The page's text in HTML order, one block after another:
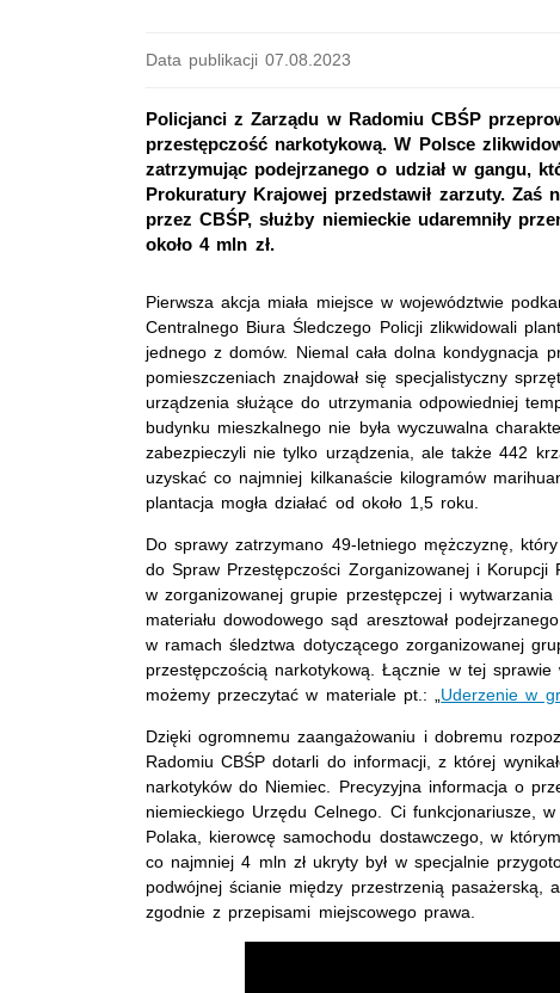
Data publikacji 07.08.2023
Policjanci z Zarządu w Radomiu CBŚP
przestępczość narkotykową. W Polsce
zatrzymując podejrzanego o udział w gangu,
Prokuratury Krajowej przedstawił zarzuty. Zaś
przez CBŚP, służby niemieckie udaremniły
około 4 mln zł.
Pierwsza akcja miała miejsce w województwie
Centralnego Biura Śledczego Policji zlikwidowali
jednego z domów. Niemal cała dolna kondygnacja
pomieszczeniach znajdował się specjalistyczny
urządzenia służące do utrzymania odpowiedniej
budynku mieszkalnego nie była wyczuwalna
zabezpieczyli nie tylko urządzenia, ale także 442
uzyskać co najmniej kilkanaście kilogramów
plantacja mogła działać od około 1,5 roku.
Do sprawy zatrzymano 49-letniego mężczyznę,
do Spraw Przestępczości Zorganizowanej i Korupcji
w zorganizowanej grupie przestępczej i
materiału dowodowego sąd aresztował
w ramach śledztwa dotyczącego zorganizowanej
przestępczością narkotykową. Łącznie w tej
możemy przeczytać w materiale pt.: „ Uderzenie w
Dzięki ogromnemu zaangażowaniu i dobremu
Radomiu CBŚP dotarli do informacji, z której
narkotyków do Niemiec. Precyzyjna informacja o
niemieckiego Urzędu Celnego. Ci funkcjonariusze,
Polaka, kierowcę samochodu dostawczego, w
co najmniej 4 mln zł ukryty był w specjalnie
podwójnej ścianie między przestrzenią pasażerską,
zgodnie z przepisami miejscowego prawa.